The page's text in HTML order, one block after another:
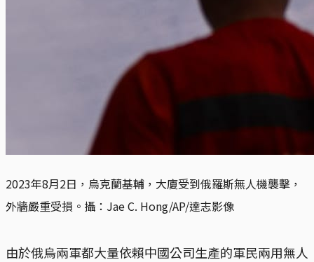
2023年8月2日，烏克蘭基輔，大廈受到俄羅斯無人機襲擊，
外牆嚴重受損。攝：Jae C. Hong/AP/達志影像
由於俄烏兩軍都大量依賴中國公司生產的軍民兩用無人